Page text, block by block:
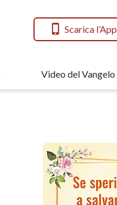
Scarica l’App
Video del Vangelo